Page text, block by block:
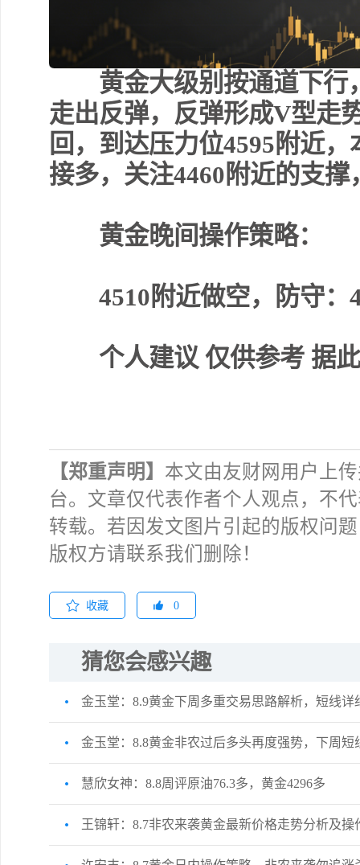
黄金大级别按通道下行
走出反弹，反弹形成V型走
回，到达压力位4595附近
接多，关注4460附近的支
黄金晚间操作策略：
4510附近做空，防守：
个人建议 仅供参考 据此
【郑重声明】 本文由友财网用户上
台。文章仅代表作者个人观点，不
转载。若因发文图片引起的版权问
版权方请联系我们删除！
收藏 0
猜您会感兴趣
金玉堂：8.9黄金下周多重交易思路解析，短线详
金玉堂：8.8黄金非农过后多头再度强势，下周短
慧欣女神：8.8周评原油76.3多，黄金4296多
王锦轩：8.7非农来袭黄金最新价格走势分析及操